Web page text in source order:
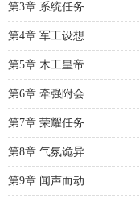
第3章 系统任务
第4章 军工设想
第5章 木工皇帝
第6章 牵强附会
第7章 荣耀任务
第8章 气氛诡异
第9章 闻声而动